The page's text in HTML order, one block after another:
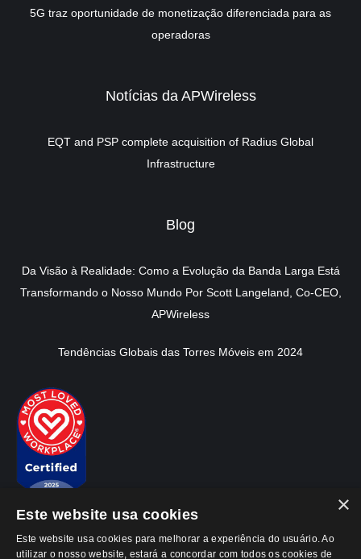
5G traz oportunidade de monetização diferenciada para as
operadoras
Notícias da APWireless
EQT and PSP complete acquisition of Radius Global
Infrastructure
Blog
Da Visão à Realidade: Como a Evolução da Banda Larga Está
Transformando o Nosso Mundo Por Scott Langeland, Co-CEO,
APWireless
Tendências Globais das Torres Móveis em 2024
×
Este website usa cookies
Este website usa cookies para melhorar a experiência do usuário. Ao
utilizar o nosso website, estará a concordar com todos os cookies de